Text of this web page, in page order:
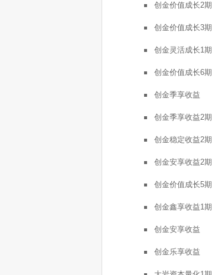
创金价值成长2期
创金价值成长3期
创金灵活成长1期
创金价值成长6期
创金季享收益
创金季享收益2期
创金稳定收益2期
创金安享收益2期
创金价值成长5期
创金鑫享收益1期
创金安享收益
创金乐享收益